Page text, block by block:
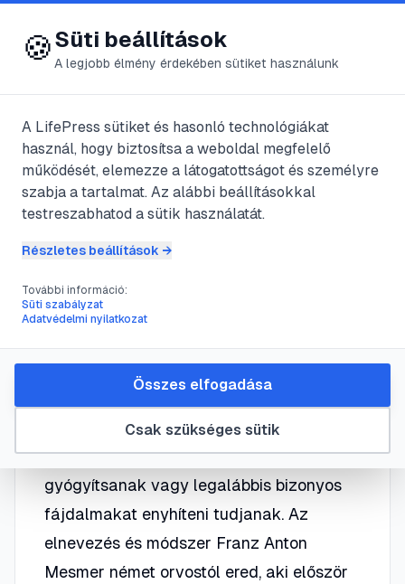
😍 LifePress
@dywalgi
2017. június 17. 2 perc olvasás
Mágnesterápia
alapuló gyógyító erő. A módszer követői
ennek a képességnek a birtokában, akik
alkalmasak arra, hogy kézrátétellel
gyógyítsanak vagy legalábbis bizonyos
fájdalmakat enyhíteni tudjanak. Az
elnevezés és módszer Franz Anton
Mesmer német orvostól ered, aki először
🍪Süti beállítások
A legjobb élmény érdekében sütiket használunk
A LifePress sütiket és hasonló technológiákat
használ, hogy biztosítsa a weboldal megfelelő
működését, elemezze a látogatottságot és személyre
szabja a tartalmat. Az alábbi beállításokkal
testreszabhatod a sütik használatát.
Részletes beállítások →
További információ:
Süti szabályzat
Adatvédelmi nyilatkozat
Csak szükséges sütik
Összes elfogadása